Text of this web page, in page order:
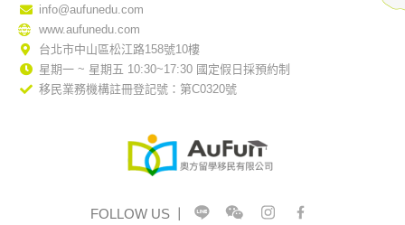
info@aufunedu.com
www.aufunedu.com
台北市中山區松江路158號10樓
星期一 ~ 星期五 10:30~17:30 國定假日採預約制
移民業務機構註冊登記號：第C0320號
FOLLOW US